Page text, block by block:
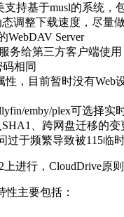
支持基于musl的系统
调整下载速度，尽量
WebDAV Server
务给第三方客户端使
相同
，目前暂时没有
emby/plex可选择
、跨网盘迁移的
于频繁导致被115临
进行，CloudDrive原
性主要包括：